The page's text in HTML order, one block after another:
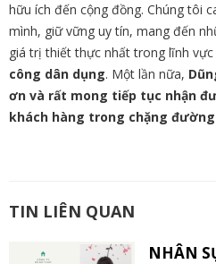
hữu ích đến cộng đồng. Chúng tôi
mình, giữ vững uy tín, mang đến
giá trị thiết thực nhất trong lĩnh vực
công dân dụng. Một lần nữa,
ơn và rất mong tiếp tục nhận
khách hàng trong chặng
TIN LIÊN QUAN
NHÂN